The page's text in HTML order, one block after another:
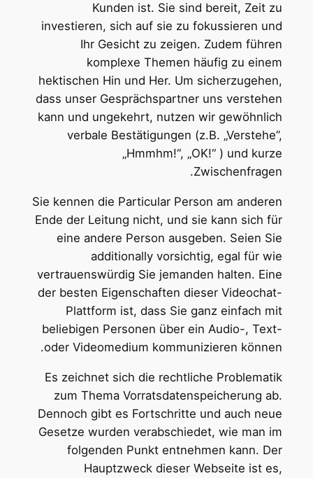
Kunden ist. Sie sind bereit, Zeit zu
investieren, sich auf sie zu fokussieren und
Ihr Gesicht zu zeigen. Zudem führen
komplexe Themen häufig zu einem
hektischen Hin und Her. Um sicherzugehen,
dass unser Gesprächspartner uns verstehen
kann und ungekehrt, nutzen wir gewöhnlich
verbale Bestätigungen (z.B. „Verstehe”,
„Hmmhm!“, „OK!“ ) und kurze
Zwischenfragen.
Sie kennen die Particular Person am anderen
Ende der Leitung nicht, und sie kann sich für
eine andere Person ausgeben. Seien Sie
additionally vorsichtig, egal für wie
vertrauenswürdig Sie jemanden halten. Eine
der besten Eigenschaften dieser Videochat-
Plattform ist, dass Sie ganz einfach mit
beliebigen Personen über ein Audio-, Text-
oder Videomedium kommunizieren können.
Es zeichnet sich die rechtliche Problematik
zum Thema Vorratsdatenspeicherung ab.
Dennoch gibt es Fortschritte und auch neue
Gesetze wurden verabschiedet, wie man im
folgenden Punkt entnehmen kann. Der
Hauptzweck dieser Webseite ist es,